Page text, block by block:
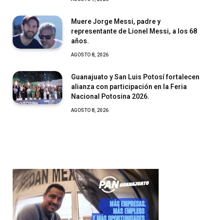
Muere Jorge Messi, padre y
representante de Lionel Messi, a los 68
años.
AGOSTO 8, 2026
Guanajuato y San Luis Potosí fortalecen
alianza con participación en la Feria
Nacional Potosina 2026.
AGOSTO 8, 2026